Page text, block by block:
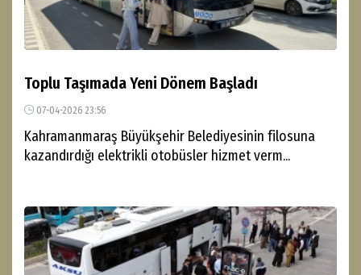
Toplu Taşımada Yeni Dönem Başladı
07-04-2026 23:56
Kahramanmaraş​​​​​​​ Büyükşehir Belediyesinin filosuna
kazandırdığı elektrikli otobüsler hizmet verm...